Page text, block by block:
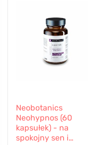
Neobotanics
Neohypnos (60
kapsułek) - na
spokojny sen i